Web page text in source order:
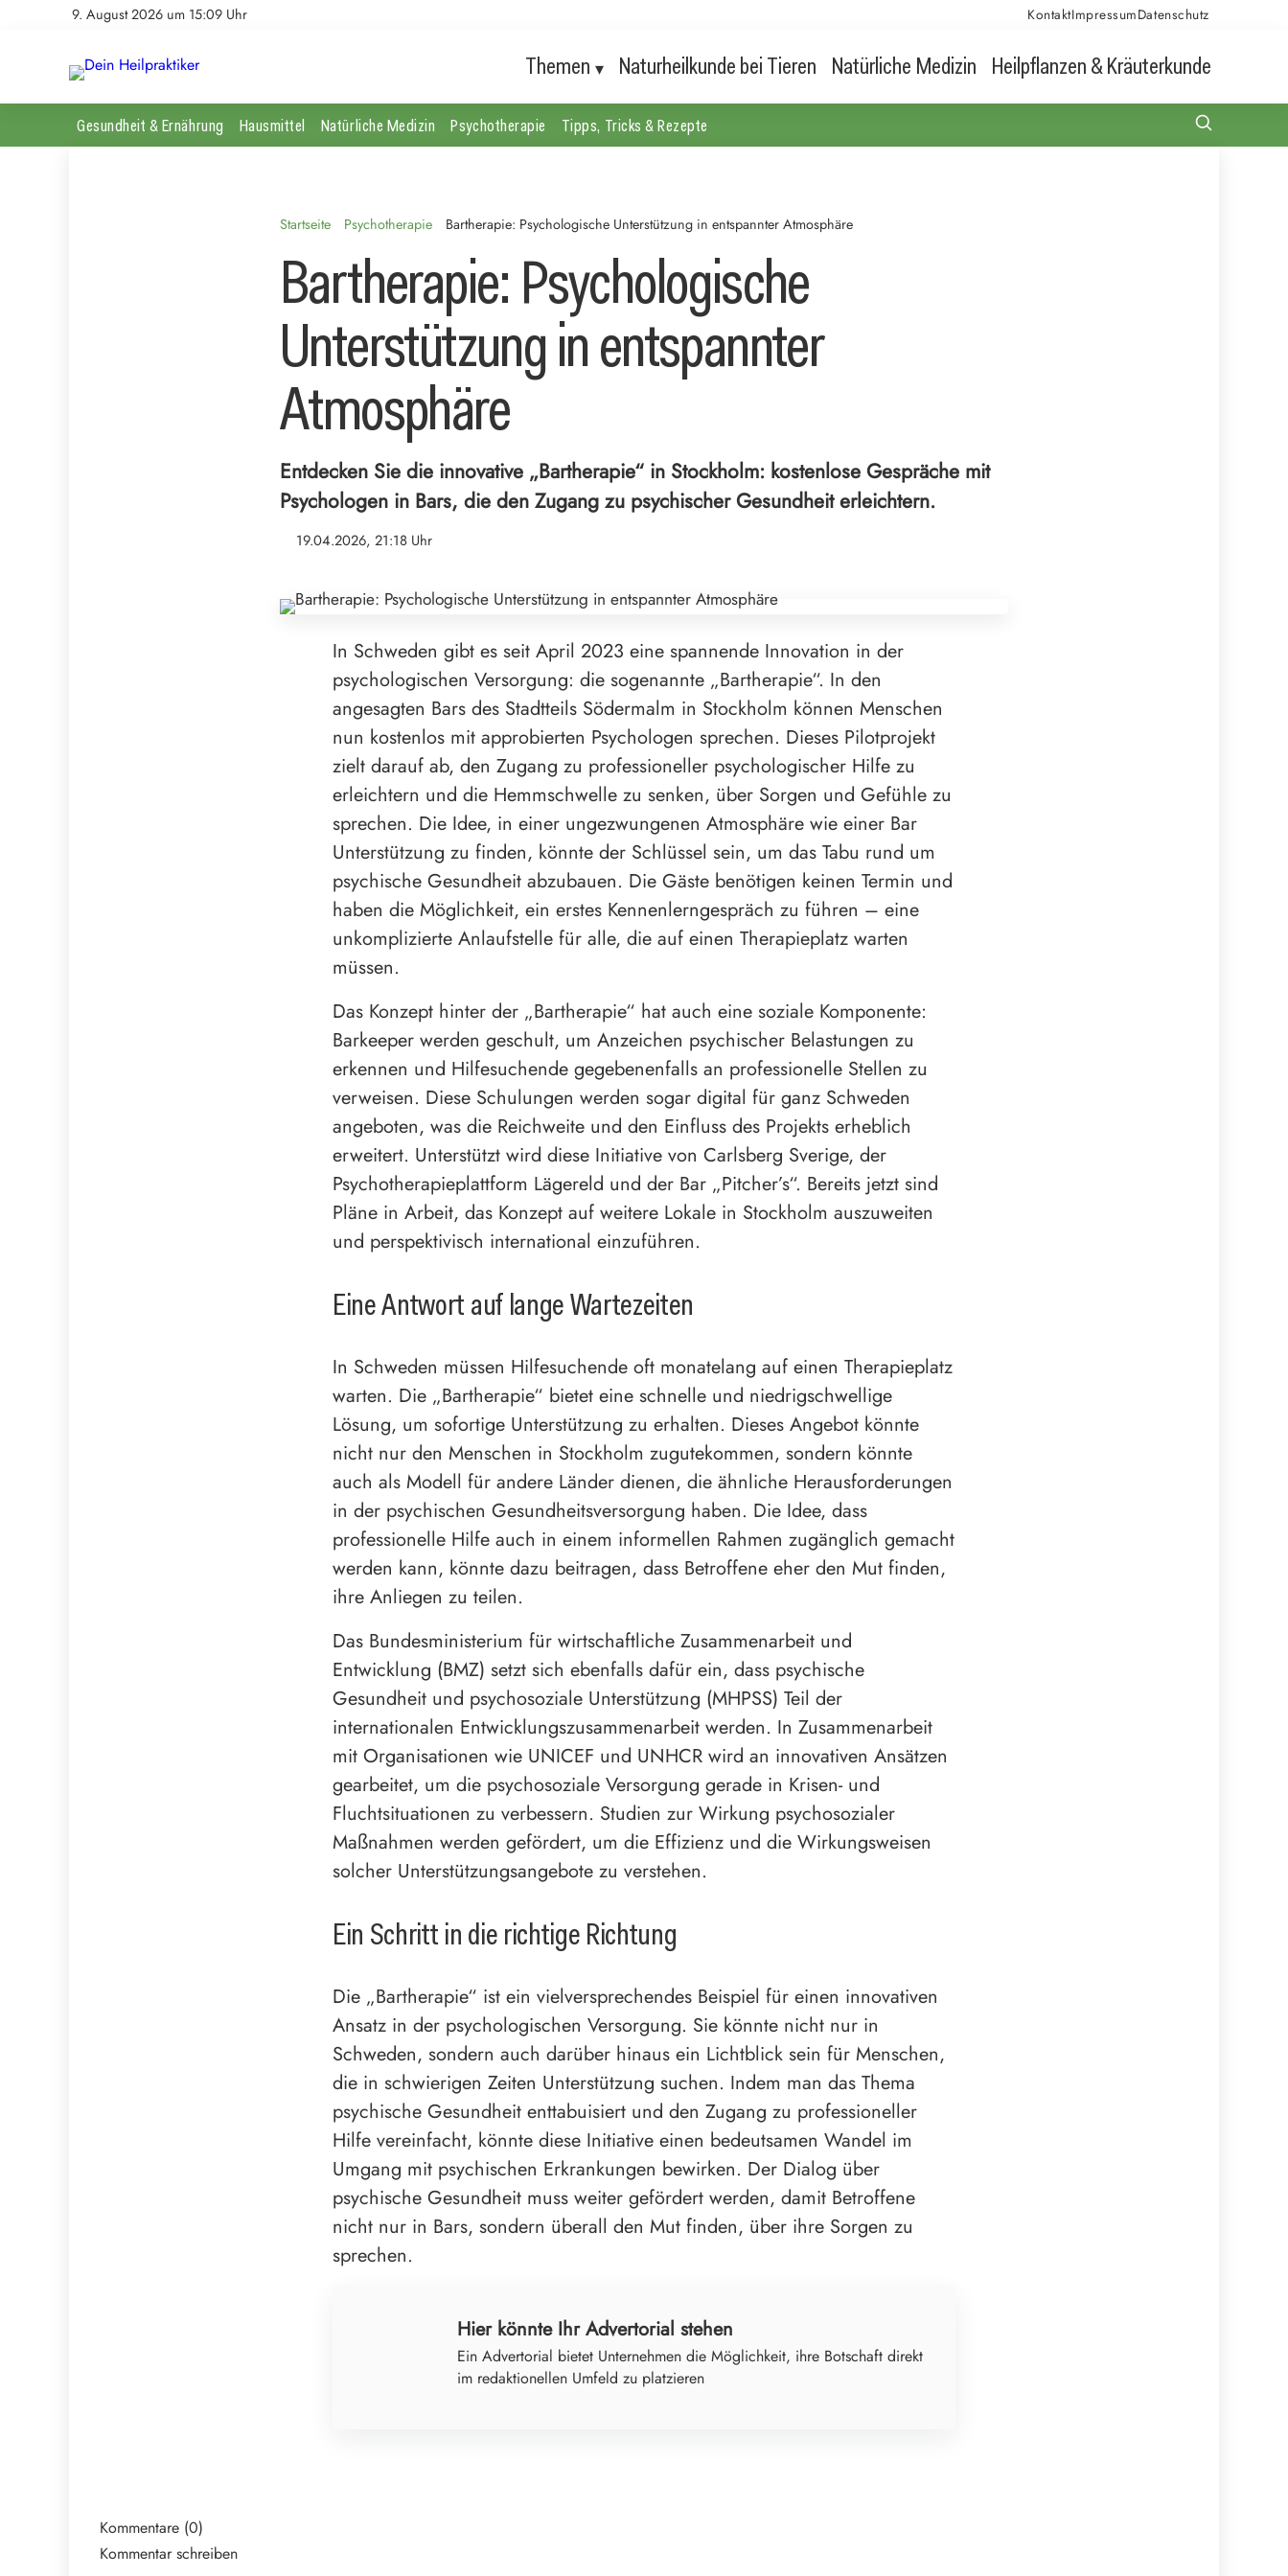
9. August 2026 um 15:09 Uhr KontaktImpressumDatenschutz
Themen Naturheilkunde bei Tieren Natürliche Medizin Heilpflanzen & Kräuterkunde
Gesundheit & Ernährung Hausmittel Natürliche Medizin Psychotherapie Tipps, Tricks & Rezepte
Startseite Psychotherapie Bartherapie: Psychologische Unterstützung in entspannter Atmosphäre
Bartherapie: Psychologische
Unterstützung in entspannter
Atmosphäre
Entdecken Sie die innovative „Bartherapie“ in Stockholm: kostenlose Gespräche mit
Psychologen in Bars, die den Zugang zu psychischer Gesundheit erleichtern.
19.04.2026, 21:18 Uhr
In Schweden gibt es seit April 2023 eine spannende Innovation in der
psychologischen Versorgung: die sogenannte „Bartherapie“. In den
angesagten Bars des Stadtteils Södermalm in Stockholm können Menschen
nun kostenlos mit approbierten Psychologen sprechen. Dieses Pilotprojekt
zielt darauf ab, den Zugang zu professioneller psychologischer Hilfe zu
erleichtern und die Hemmschwelle zu senken, über Sorgen und Gefühle zu
sprechen. Die Idee, in einer ungezwungenen Atmosphäre wie einer Bar
Unterstützung zu finden, könnte der Schlüssel sein, um das Tabu rund um
psychische Gesundheit abzubauen. Die Gäste benötigen keinen Termin und
haben die Möglichkeit, ein erstes Kennenlerngespräch zu führen – eine
unkomplizierte Anlaufstelle für alle, die auf einen Therapieplatz warten
müssen.
Das Konzept hinter der „Bartherapie“ hat auch eine soziale Komponente:
Barkeeper werden geschult, um Anzeichen psychischer Belastungen zu
erkennen und Hilfesuchende gegebenenfalls an professionelle Stellen zu
verweisen. Diese Schulungen werden sogar digital für ganz Schweden
angeboten, was die Reichweite und den Einfluss des Projekts erheblich
erweitert. Unterstützt wird diese Initiative von Carlsberg Sverige, der
Psychotherapieplattform Lägereld und der Bar „Pitcher’s“. Bereits jetzt sind
Pläne in Arbeit, das Konzept auf weitere Lokale in Stockholm auszuweiten
und perspektivisch international einzuführen.
Eine Antwort auf lange Wartezeiten
In Schweden müssen Hilfesuchende oft monatelang auf einen Therapieplatz
warten. Die „Bartherapie“ bietet eine schnelle und niedrigschwellige
Lösung, um sofortige Unterstützung zu erhalten. Dieses Angebot könnte
nicht nur den Menschen in Stockholm zugutekommen, sondern könnte
auch als Modell für andere Länder dienen, die ähnliche Herausforderungen
in der psychischen Gesundheitsversorgung haben. Die Idee, dass
professionelle Hilfe auch in einem informellen Rahmen zugänglich gemacht
werden kann, könnte dazu beitragen, dass Betroffene eher den Mut finden,
ihre Anliegen zu teilen.
Das Bundesministerium für wirtschaftliche Zusammenarbeit und
Entwicklung (BMZ) setzt sich ebenfalls dafür ein, dass psychische
Gesundheit und psychosoziale Unterstützung (MHPSS) Teil der
internationalen Entwicklungszusammenarbeit werden. In Zusammenarbeit
mit Organisationen wie UNICEF und UNHCR wird an innovativen Ansätzen
gearbeitet, um die psychosoziale Versorgung gerade in Krisen- und
Fluchtsituationen zu verbessern. Studien zur Wirkung psychosozialer
Maßnahmen werden gefördert, um die Effizienz und die Wirkungsweisen
solcher Unterstützungsangebote zu verstehen.
Ein Schritt in die richtige Richtung
Die „Bartherapie“ ist ein vielversprechendes Beispiel für einen innovativen
Ansatz in der psychologischen Versorgung. Sie könnte nicht nur in
Schweden, sondern auch darüber hinaus ein Lichtblick sein für Menschen,
die in schwierigen Zeiten Unterstützung suchen. Indem man das Thema
psychische Gesundheit enttabuisiert und den Zugang zu professioneller
Hilfe vereinfacht, könnte diese Initiative einen bedeutsamen Wandel im
Umgang mit psychischen Erkrankungen bewirken. Der Dialog über
psychische Gesundheit muss weiter gefördert werden, damit Betroffene
nicht nur in Bars, sondern überall den Mut finden, über ihre Sorgen zu
sprechen.
Hier könnte Ihr Advertorial stehen
Ein Advertorial bietet Unternehmen die Möglichkeit, ihre Botschaft direkt
im redaktionellen Umfeld zu platzieren
Kommentare (0)
Kommentar schreiben